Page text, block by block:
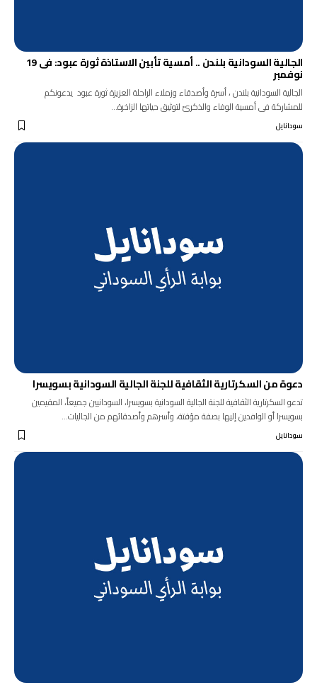
الجالية السودانية بلندن .. أمسية تأبين الاستاذة ثورة عبود: فى 19
نوفمبر
الجالية السودانية بلندن ، أسرة وأصدقاء وزملاء الراحلة العزيزة ثورة عبود يدعونكم
للمشاركة فى أمسية الوفاء والذكرىً لتوثيق حياتها الزاخرة…
سودانايل
دعوة من السكرتارية الثقافية للجنة الجالية السودانية بسويسرا
تدعو السكرتارية الثقافية للجنة الجالية السودانية بسويسرا، السودانيين جميعاً، المقيمين
بسويسرا أو الوافدين إليها بصفة مؤقتة، وأسرهم وأصدقائهم من الجاليات…
سودانايل